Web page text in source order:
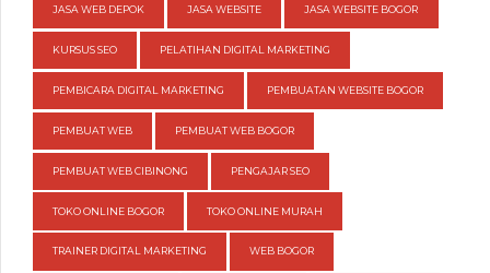
JASA WEB DEPOK JASA WEBSITE JASA WEBSITE BOGOR
KURSUS SEO PELATIHAN DIGITAL MARKETING
PEMBICARA DIGITAL MARKETING PEMBUATAN WEBSITE BOGOR
PEMBUAT WEB PEMBUAT WEB BOGOR
PEMBUAT WEB CIBINONG PENGAJAR SEO
TOKO ONLINE BOGOR TOKO ONLINE MURAH
TRAINER DIGITAL MARKETING WEB BOGOR